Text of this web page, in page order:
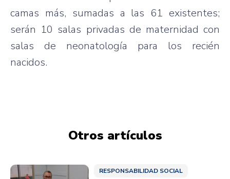
camas más, sumadas a las 61 existentes;
serán 10 salas privadas de maternidad con
salas de neonatología para los recién
nacidos.
Otros artículos
RESPONSABILIDAD SOCIAL